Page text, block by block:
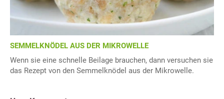
SEMMELKNÖDEL AUS DER MIKROWELLE
Wenn sie eine schnelle Beilage brauchen, dann versuchen sie
das Rezept von den Semmelknödel aus der Mikrowelle.